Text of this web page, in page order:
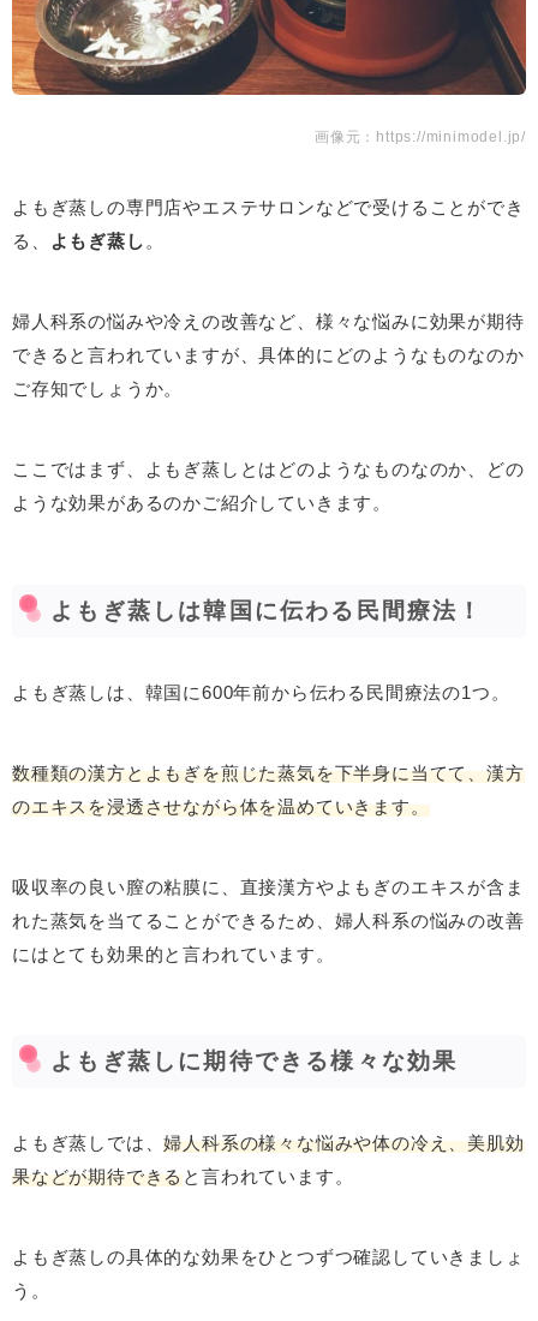
画像元：https://minimodel.jp/
よもぎ蒸しの専門店やエステサロンなどで受けることができ
る、
よもぎ蒸し 。
婦人科系の悩みや冷えの改善など、様々な悩みに効果が期待
できると言われていますが、具体的にどのようなものなのか
ご存知でしょうか。
ここではまず、よもぎ蒸しとはどのようなものなのか、どの
ような効果があるのかご紹介していきます。
よもぎ蒸しは韓国に伝わる民間療法！
よもぎ蒸しは、韓国に600年前から伝わる民間療法の1つ。
数種類の漢方とよもぎを煎じた蒸気を下半身に当てて、漢方
のエキスを浸透させながら体を温めていきます。
吸収率の良い膣の粘膜に、直接漢方やよもぎのエキスが含ま
れた蒸気を当てることができるため、婦人科系の悩みの改善
にはとても効果的と言われています。
よもぎ蒸しに期待できる様々な効果
よもぎ蒸しでは、婦人科系の様々な悩みや体の冷え、美肌効
果などが期待できると言われています。
よもぎ蒸しの具体的な効果をひとつずつ確認していきましょ
う。